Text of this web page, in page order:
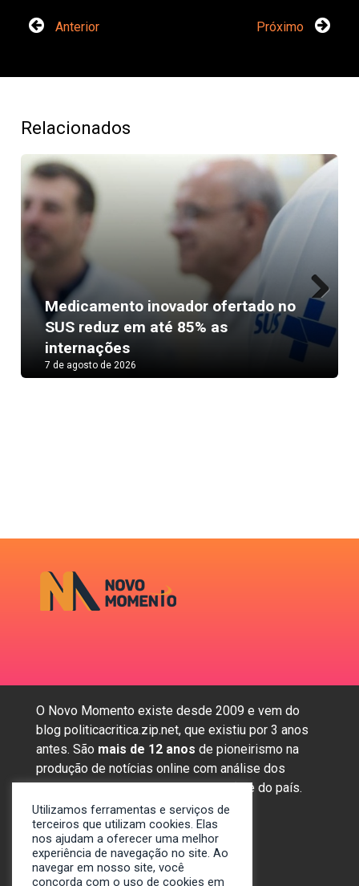
Anterior Próximo
Relacionados
Medicamento inovador ofertado no
SUS reduz em até 85% as
internações
7 de agosto de 2026
Next
O Novo Momento existe desde 2009 e vem do
blog politicacritica.zip.net, que existiu por 3 anos
antes. São mais de 12 anos de pioneirismo na
produção de notícias online com análise dos
assuntos mais importantes da região e do país.
Sobre nós
Anunciar
Contato
Utilizamos ferramentas e serviços de
terceiros que utilizam cookies. Elas
nos ajudam a oferecer uma melhor
experiência de navegação no site. Ao
navegar em nosso site, você
concorda com o uso de cookies em